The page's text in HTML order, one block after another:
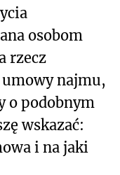
osobom
rzecz
najmu,
o podobnym
wskazać:
i na jaki